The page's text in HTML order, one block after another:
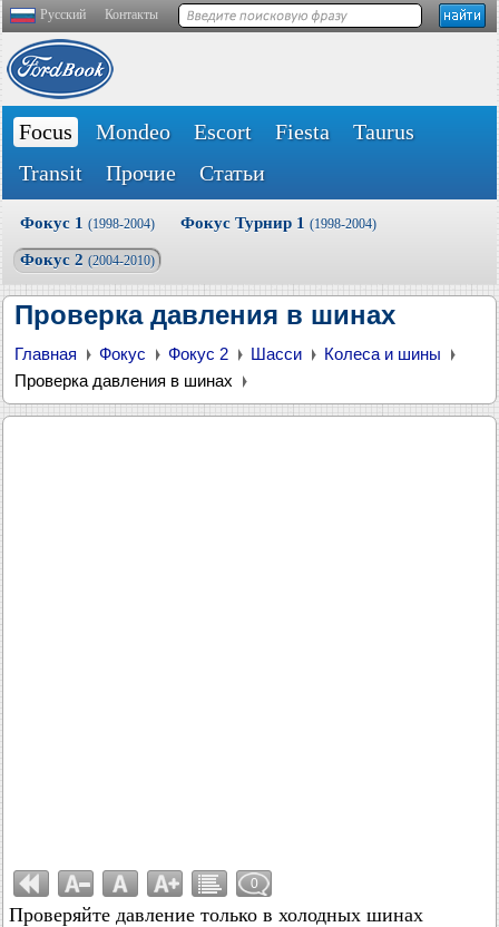
Русский Контакты
Focus Mondeo Escort Fiesta
Taurus
Transit
Прочие Статьи
Фокус 1 (1998-2004) Фокус Турнир 1 (1998-2004)
Фокус 2 (2004-2010)
Проверка давления в шинах
Главная Фокус Фокус 2 Шасси
Колеса и шины
Проверка давления в шинах
0
Проверяйте давление только в холодных шинах